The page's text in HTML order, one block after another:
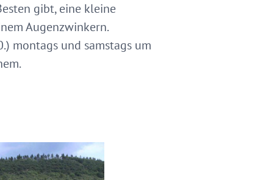
gibt, eine kleine
Augenzwinkern.
montags und samstags um